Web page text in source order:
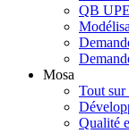
QB
Mosa
Tout sur
Qualité